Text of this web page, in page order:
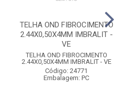
TELHA OND FIBROCIMENTO
2.44X0,50X4MM IMBRALIT -
VE
TELHA OND FIBROCIMENTO
2.44X0,50X4MM IMBRALIT - VE
Código: 24771
Embalagem: PC